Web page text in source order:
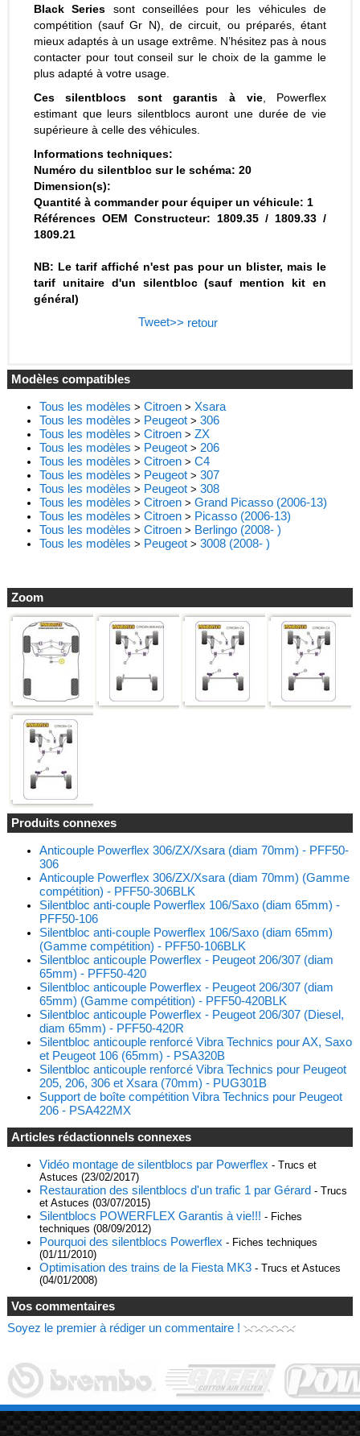
Black Series sont conseillées pour les véhicules de
compétition (sauf Gr N), de circuit, ou préparés, étant
mieux adaptés à un usage extrême. N’hésitez pas à nous
contacter pour tout conseil sur le choix de la gamme le
plus adapté à votre usage.
Ces silentblocs sont garantis à vie, Powerflex
estimant que leurs silentblocs auront une durée de vie
supérieure à celle des véhicules.
Informations techniques:
Numéro du silentbloc sur le schéma: 20
Dimension(s):
Quantité à commander pour équiper un véhicule: 1
Références OEM Constructeur: 1809.35 / 1809.33 /
1809.21
NB: Le tarif affiché n'est pas pour un blister, mais le
tarif unitaire d'un silentbloc (sauf mention kit en
général)
Tweet>> retour
Modèles compatibles
Tous les modèles > Citroen> Xsara
Tous les modèles > Peugeot> 306
Tous les modèles > Citroen> ZX
Tous les modèles > Peugeot> 206
Tous les modèles > Citroen> C4
Tous les modèles > Peugeot> 307
Tous les modèles > Peugeot> 308
Tous les modèles > Citroen> Grand Picasso (2006-13)
Tous les modèles > Citroen> Picasso (2006-13)
Tous les modèles > Citroen> Berlingo (2008- )
Tous les modèles > Peugeot> 3008 (2008- )
Zoom
Produits connexes
Anticouple Powerflex 306/ZX/Xsara (diam 70mm) - PFF50-
306
Anticouple Powerflex 306/ZX/Xsara (diam 70mm) (Gamme
compétition) - PFF50-306BLK
Silentbloc anti-couple Powerflex 106/Saxo (diam 65mm) -
PFF50-106
Silentbloc anti-couple Powerflex 106/Saxo (diam 65mm)
(Gamme compétition) - PFF50-106BLK
Silentbloc anticouple Powerflex - Peugeot 206/307 (diam
65mm) - PFF50-420
Silentbloc anticouple Powerflex - Peugeot 206/307 (diam
65mm) (Gamme compétition) - PFF50-420BLK
Silentbloc anticouple Powerflex - Peugeot 206/307 (Diesel,
diam 65mm) - PFF50-420R
Silentbloc anticouple renforcé Vibra Technics pour AX, Saxo
et Peugeot 106 (65mm) - PSA320B
Silentbloc anticouple renforcé Vibra Technics pour Peugeot
205, 206, 306 et Xsara (70mm) - PUG301B
Support de boîte compétition Vibra Technics pour Peugeot
206 - PSA422MX
Articles rédactionnels connexes
Vidéo montage de silentblocs par Powerflex - Trucs et
Astuces (23/02/2017)
Restauration des silentblocs d'un trafic 1 par Gérard - Trucs
et Astuces (03/07/2015)
Silentblocs POWERFLEX Garantis à vie!!! - Fiches
techniques (08/09/2012)
Pourquoi des silentblocs Powerflex - Fiches techniques
(01/11/2010)
Optimisation des trains de la Fiesta MK3- Trucs et Astuces
(04/01/2008)
Vos commentaires
Soyez le premier à rédiger un commentaire !